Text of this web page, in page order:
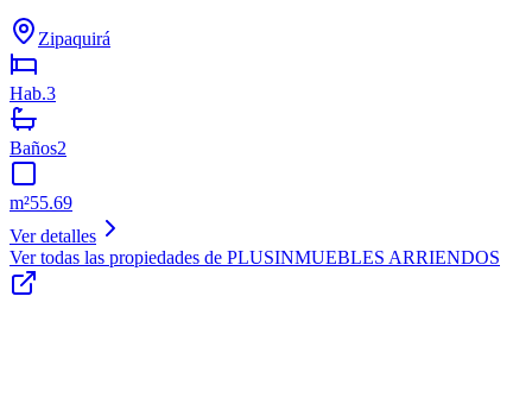
Zipaquirá
Hab.3
Baños2
m²55.69
Ver detalles
Ver todas las propiedades de PLUSINMUEBLES ARRIENDOS